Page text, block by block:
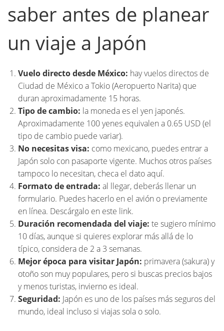
saber antes de planear
un viaje a Japón
Vuelo directo desde México: hay vuelos directos de
Ciudad de México a Tokio (Aeropuerto Narita) que
duran aproximadamente 15 horas.
Tipo de cambio: la moneda es el yen japonés.
Aproximadamente 100 yenes equivalen a 0.65 USD (el
tipo de cambio puede variar).
No necesitas visa: como mexicano, puedes entrar a
Japón solo con pasaporte vigente. Muchos otros países
tampoco lo necesitan, checa el datoaquí.
Formato de entrada: al llegar, deberás llenar un
formulario. Puedes hacerlo en el avión o previamente
en línea. Descárgalo en este link.
Duración recomendada del viaje: te sugiero mínimo
10 días, aunque si quieres explorar más allá de lo
típico, considera de 2 a 3 semanas.
Mejor época para visitar Japón: primavera (sakura) y
otoño son muy populares, pero si buscas precios bajos
y menos turistas, invierno es ideal.
Seguridad: Japón es uno de los países más seguros del
mundo, ideal incluso si viajas sola o solo.